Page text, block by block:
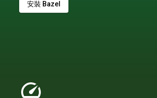
安裝 Bazel
speed